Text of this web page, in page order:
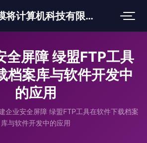
邯郸冀南新区膜将计算机科技有限公司
全屏障 绿盟FTP工具
档案库与软件开发中
的应用
企业安全屏障 绿盟FTP工具在软件下载档案
库与软件开发中的应用